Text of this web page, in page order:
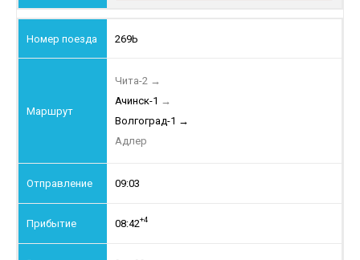
269Ь
Чита-2 →
Ачинск-1 →
Волгоград-1 →
Адлер
09:03
08:42+4